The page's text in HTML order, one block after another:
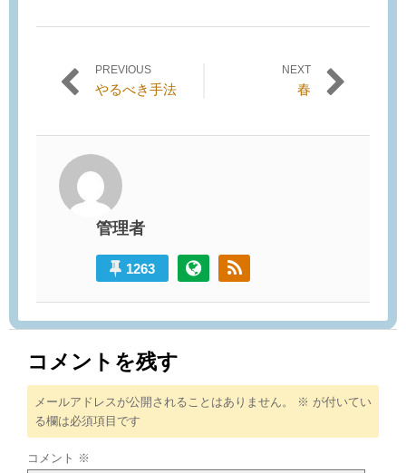
投稿ナビゲーション
PREVIOUS
Previous
やるべき手法
NEXT
春
管理者
1263
コメントを残す
メールアドレスが公開されることはありません。 ※ が付いてい
る欄は必須項目です
コメント ※